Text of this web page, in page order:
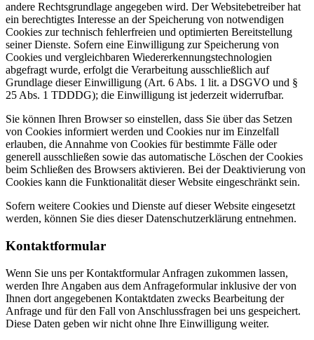
andere Rechtsgrundlage angegeben wird. Der Websitebetreiber hat
ein berechtigtes Interesse an der Speicherung von notwendigen
Cookies zur technisch fehlerfreien und optimierten Bereitstellung
seiner Dienste. Sofern eine Einwilligung zur Speicherung von
Cookies und vergleichbaren Wiedererkennungstechnologien
abgefragt wurde, erfolgt die Verarbeitung ausschließlich auf
Grundlage dieser Einwilligung (Art. 6 Abs. 1 lit. a DSGVO und §
25 Abs. 1 TDDDG); die Einwilligung ist jederzeit widerrufbar.
Sie können Ihren Browser so einstellen, dass Sie über das Setzen
von Cookies informiert werden und Cookies nur im Einzelfall
erlauben, die Annahme von Cookies für bestimmte Fälle oder
generell ausschließen sowie das automatische Löschen der Cookies
beim Schließen des Browsers aktivieren. Bei der Deaktivierung von
Cookies kann die Funktionalität dieser Website eingeschränkt sein.
Sofern weitere Cookies und Dienste auf dieser Website eingesetzt
werden, können Sie dies dieser Datenschutzerklärung entnehmen.
Kontaktformular
Wenn Sie uns per Kontaktformular Anfragen zukommen lassen,
werden Ihre Angaben aus dem Anfrageformular inklusive der von
Ihnen dort angegebenen Kontaktdaten zwecks Bearbeitung der
Anfrage und für den Fall von Anschlussfragen bei uns gespeichert.
Diese Daten geben wir nicht ohne Ihre Einwilligung weiter.